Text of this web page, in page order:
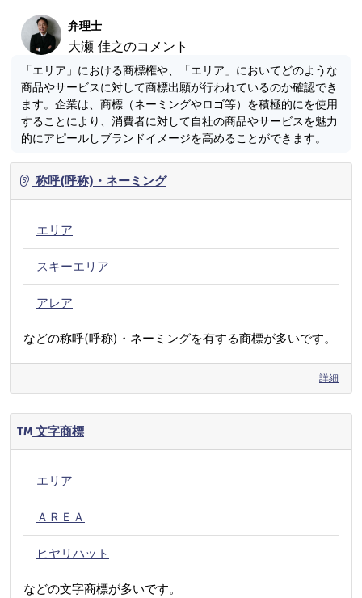
弁理士
大瀬 佳之のコメント
「エリア」における商標権や、「エリア」においてどのような
商品やサービスに対して商標出願が行われているのか確認でき
ます。企業は、商標（ネーミングやロゴ等）を積極的にを使用
することにより、消費者に対して自社の商品やサービスを魅力
的にアピールしブランドイメージを高めることができます。
称呼(呼称)・ネーミング
エリア
スキーエリア
アレア
などの称呼(呼称)・ネーミングを有する商標が多いです。
詳細
文字商標
エリア
ＡＲＥＡ
ヒヤリハット
などの文字商標が多いです。